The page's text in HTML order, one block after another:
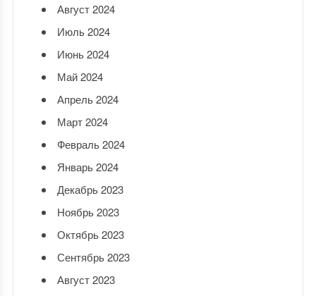
Август 2024
Июль 2024
Июнь 2024
Май 2024
Апрель 2024
Март 2024
Февраль 2024
Январь 2024
Декабрь 2023
Ноябрь 2023
Октябрь 2023
Сентябрь 2023
Август 2023